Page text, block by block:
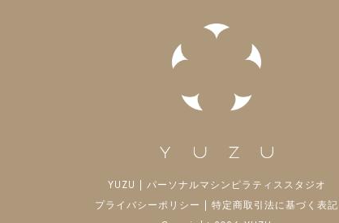
YUZU | パーソナルマシンピラティススタジオ
プライバシーポリシー | 特定商取引法に基づく表記